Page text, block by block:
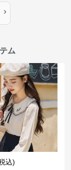
›
ム
込)